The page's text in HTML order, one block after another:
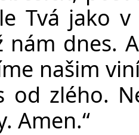
le Tvá jako
nám dnes.
našim
od zlého.
Amen.“